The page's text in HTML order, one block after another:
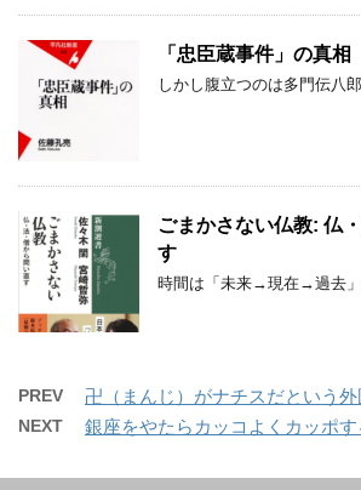
「忠臣蔵事件」の真相
しかし腹立つのは多門伝八
ごまかさない仏教: 仏
す
時間は「未来→現在→過去
PREV 卍（まんじ）がナチスだという
NEXT 銀座をやたらカッコよくカッポ